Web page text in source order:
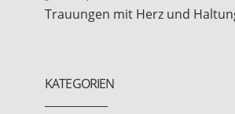
Trauungen mit Herz und
KATEGORIEN